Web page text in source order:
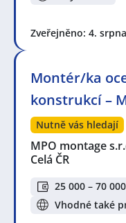
Zveřejněno: 4. srpna
Montér/ka
konstrukcí –
Nutně vás hledají
MPO montage
Celá ČR
25 000 – 70
Vhodné také